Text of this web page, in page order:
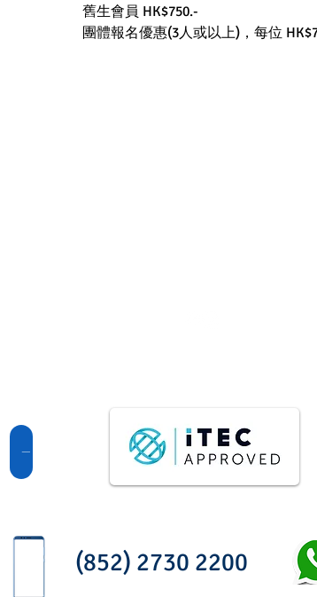
舊生會員 HK$750.-
團體報名優惠(3人或以上)，每位
點擊查看國際課程
(852) 2730 2200